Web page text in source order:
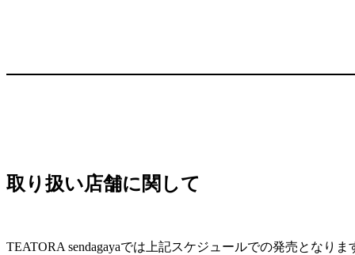
取り扱い店舗に関して
TEATORA sendagayaでは上記スケジュールでの発売となりま